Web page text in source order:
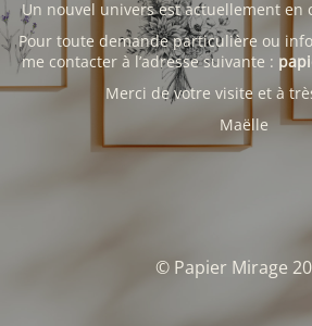
Un nouvel univers est actuellement en
Pour toute demande particulière ou
me contacter à l’adresse suivante :
Merci de votre visite et à
Maëlle
© Papier Mirage